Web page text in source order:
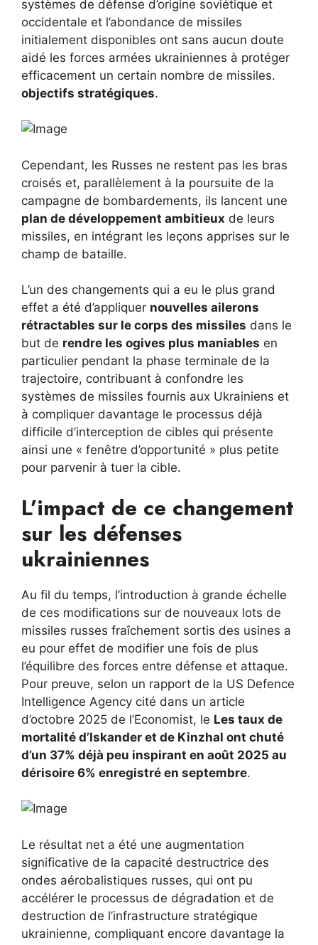
systèmes de défense d’origine soviétique et
occidentale et l’abondance de missiles
initialement disponibles ont sans aucun doute
aidé les forces armées ukrainiennes à protéger
efficacement un certain nombre de missiles.
objectifs stratégiques.
Cependant, les Russes ne restent pas les bras
croisés et, parallèlement à la poursuite de la
campagne de bombardements, ils lancent une
plan de développement ambitieux de leurs
missiles, en intégrant les leçons apprises sur le
champ de bataille.
L’un des changements qui a eu le plus grand
effet a été d’appliquer nouvelles ailerons
rétractables sur le corps des missiles dans le
but de rendre les ogives plus maniables en
particulier pendant la phase terminale de la
trajectoire, contribuant à confondre les
systèmes de missiles fournis aux Ukrainiens et
à compliquer davantage le processus déjà
difficile d’interception de cibles qui présente
ainsi une « fenêtre d’opportunité » plus petite
pour parvenir à tuer la cible.
L’impact de ce changement
sur les défenses
ukrainiennes
Au fil du temps, l’introduction à grande échelle
de ces modifications sur de nouveaux lots de
missiles russes fraîchement sortis des usines a
eu pour effet de modifier une fois de plus
l’équilibre des forces entre défense et attaque.
Pour preuve, selon un rapport de la US Defence
Intelligence Agency cité dans un article
d’octobre 2025 de l’Economist, le Les taux de
mortalité d’Iskander et de Kinzhal ont chuté
d’un 37% déjà peu inspirant en août 2025 au
dérisoire 6% enregistré en septembre.
Le résultat net a été une augmentation
significative de la capacité destructrice des
ondes aérobalistiques russes, qui ont pu
accélérer le processus de dégradation et de
destruction de l’infrastructure stratégique
ukrainienne, compliquant encore davantage la